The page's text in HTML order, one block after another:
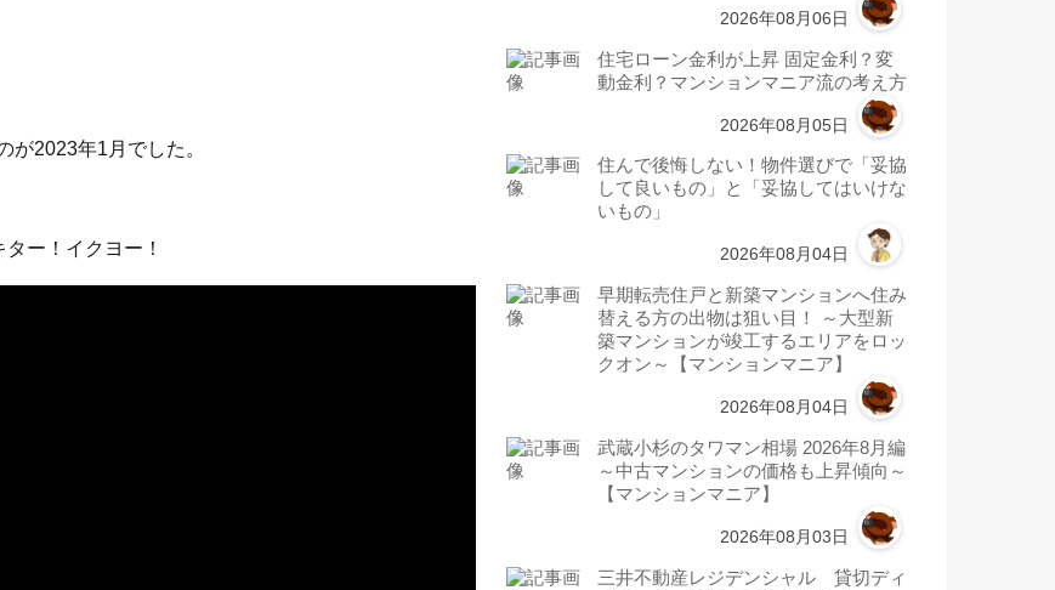
2023年1月でした。
ー！イクヨー！
2026年08月06日
住宅ローン金利が上昇 固定金利？変
動金利？マンションマニア流の考え方
2026年08月05日
住んで後悔しない！物件選びで「妥協
して良いもの」と「妥協してはいけな
いもの」
2026年08月04日
早期転売住戸と新築マンションへ住み
替える方の出物は狙い目！ ～大型新
築マンションが竣工するエリアをロッ
クオン～【マンションマニア】
2026年08月04日
武蔵小杉のタワマン相場 2026年8月編
～中古マンションの価格も上昇傾向～
【マンションマニア】
2026年08月03日
三井不動産レジデンシャル 貸切ディ